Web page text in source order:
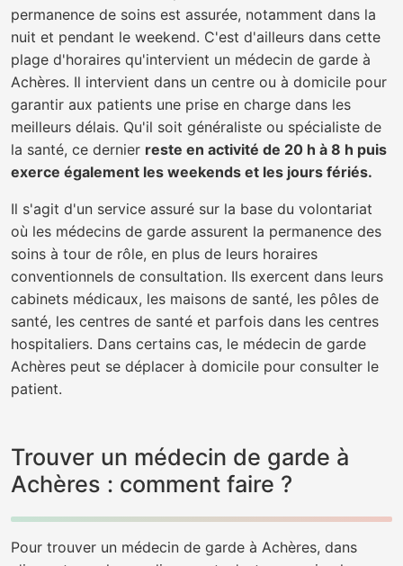
permanence de soins est assurée, notamment dans la
nuit et pendant le weekend. C'est d'ailleurs dans cette
plage d'horaires qu'intervient un médecin de garde à
Achères. Il intervient dans un centre ou à domicile pour
garantir aux patients une prise en charge dans les
meilleurs délais. Qu'il soit généraliste ou spécialiste de
la santé, ce dernier reste en activité de 20 h à 8 h puis
exerce également les weekends et les jours fériés.
Il s'agit d'un service assuré sur la base du volontariat
où les médecins de garde assurent la permanence des
soins à tour de rôle, en plus de leurs horaires
conventionnels de consultation. Ils exercent dans leurs
cabinets médicaux, les maisons de santé, les pôles de
santé, les centres de santé et parfois dans les centres
hospitaliers. Dans certains cas, le médecin de garde
Achères peut se déplacer à domicile pour consulter le
patient.
Trouver un médecin de garde à
Achères : comment faire ?
Pour trouver un médecin de garde à Achères, dans